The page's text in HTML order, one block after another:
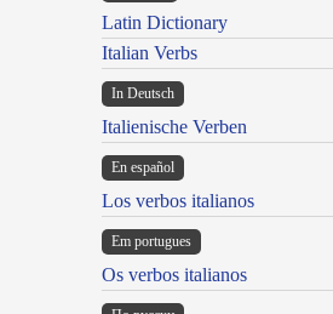
Latin Dictionary
Italian Verbs
In Deutsch
Italienische Verben
En español
Los verbos italianos
Em portugues
Os verbos italianos